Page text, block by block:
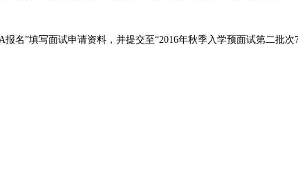
名”填写面试申请资料，并提交至“2016年秋季入学预面试第二批